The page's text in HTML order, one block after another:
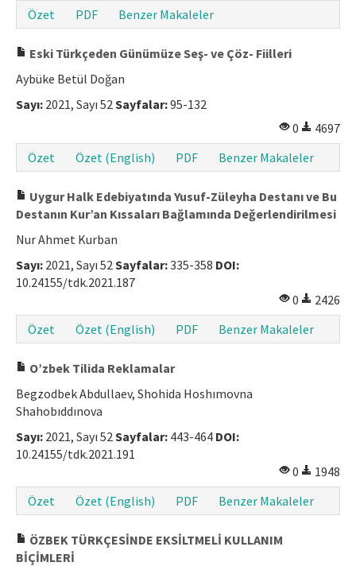
Özet PDF Benzer Makaleler
Eski Türkçeden Günümüze Seş- ve Çöz- Fiilleri
Aybüke Betül Doğan
Sayı: 2021, Sayı 52 Sayfalar:95-132
0
4697
Özet
Özet (English) PDF Benzer Makaleler
Uygur Halk Edebiyatında Yusuf-Züleyha Destanı ve Bu
Destanın Kur’an Kıssaları Bağlamında Değerlendirilmesi
Nur Ahmet Kurban
Sayı: 2021, Sayı 52 Sayfalar:335-358 DOI:
10.24155/tdk.2021.187
0
2426
Özet
Özet (English) PDF Benzer Makaleler
O’zbek Tilida Reklamalar
Begzodbek Abdullaev, Shohida Hoshımovna
Shahobıddınova
Sayı: 2021, Sayı 52 Sayfalar: 443-464 DOI:
10.24155/tdk.2021.191
0
1948
Özet
Özet (English) PDF Benzer Makaleler
ÖZBEK TÜRKÇESİNDE EKSİLTMELİ KULLANIM
BİÇİMLERİ